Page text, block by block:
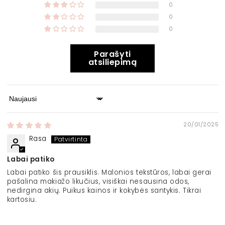
0
0
0
Parašyti
atsiliepimą
Sort by
20/01/2025
Rasa
Labai patiko
Labai patiko šis prausiklis. Malonios tekstūros, labai gerai
pašalina makiažo likučius, visiškai nesausina odos,
nedirgina akių. Puikus kainos ir kokybės santykis. Tikrai
kartosiu.